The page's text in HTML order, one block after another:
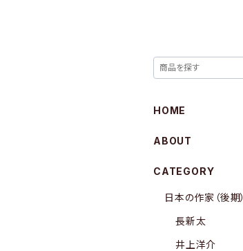
HOME
ABOUT
CATEGORY
日本の作家（後期）
長新太
井上洋介